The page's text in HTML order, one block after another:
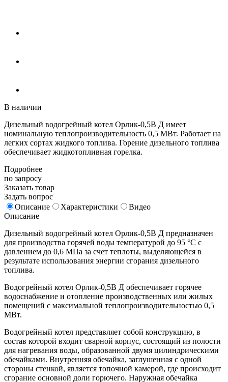
В наличии
Дизельный водогрейный котел Орлик-0,5В Д имеет
номинальную теплопроизводительность 0,5 МВт. Работает на
легких сортах жидкого топлива. Горение дизельного топлива
обеспечивает жидкотопливная горелка.
Подробнее
по запросу
Заказать товар
Задать вопрос
Описание
Характеристики
Видео
Описание
Дизельный водогрейный котел Орлик-0,5В Д предназначен
для производства горячей воды температурой до 95 °С с
давлением до 0,6 МПа за счет теплоты, выделяющейся в
результате использования энергии сгорания дизельного
топлива.
Водогрейный котел Орлик-0,5В Д обеспечивает горячее
водоснабжение и отопление производственных или жилых
помещений с максимальной теплопроизводительностью 0,5
МВт.
Водогрейный котел представляет собой конструкцию, в
состав которой входит сварной корпус, состоящий из полости
для нагревания воды, образованной двумя цилиндрическими
обечайками. Внутренняя обечайка, заглушенная с одной
стороны стенкой, является топочной камерой, где происходит
сгорание основной доли горючего. Наружная обечайка